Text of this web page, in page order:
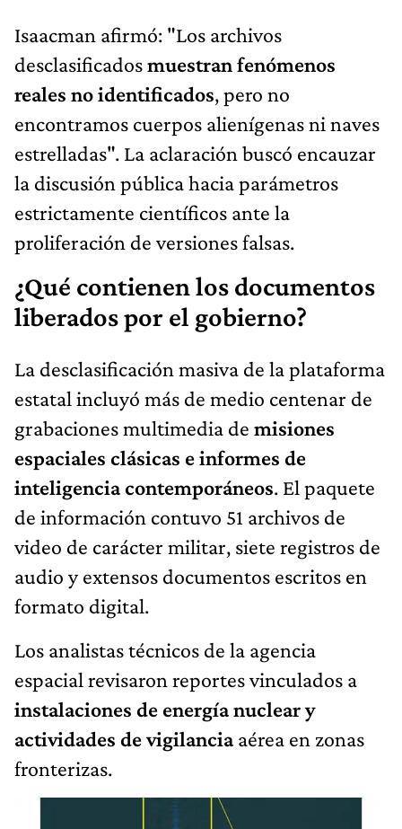
Isaacman afirmó: "Los archivos
desclasificadosmuestran fenómenos
reales no identificados, pero no
encontramos cuerpos alienígenas ni naves
estrelladas". La aclaración buscó encauzar
la discusión pública hacia parámetros
estrictamente científicos ante la
proliferación de versiones falsas.
¿Qué contienen los documentos
liberados por el gobierno?
La desclasificación masiva de la plataforma
estatal incluyó más de medio centenar de
grabaciones multimedia de misiones
espaciales clásicas e informes de
inteligencia contemporáneos. El paquete
de información contuvo 51 archivos de
video de carácter militar, siete registros de
audio y extensos documentos escritos en
formato digital.
Los analistas técnicos de la agencia
espacial revisaron reportes vinculados a
instalaciones de energía nuclear y
actividades de vigilanciaaérea en zonas
fronterizas.